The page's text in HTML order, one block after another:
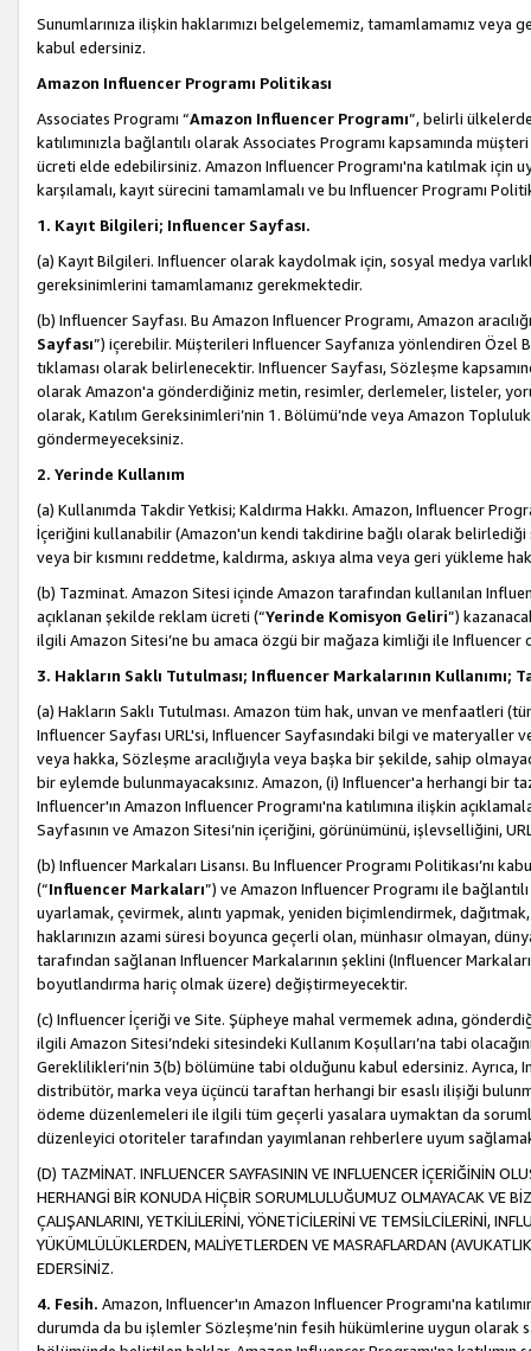
Sunumlarınıza ilişkin haklarımızı belgelememiz, tamamlamamız
kabul edersiniz.
Amazon Influencer Programı Politikası
Associates Programı “Amazon Influencer Programı”, belirli
katılımınızla bağlantılı olarak Associates Programı kapsamında
ücreti elde edebilirsiniz. Amazon Influencer Programı'na katılmak için
karşılamalı, kayıt sürecini tamamlamalı ve bu Influencer Programı
1. Kayıt Bilgileri; Influencer Sayfası.
(a) Kayıt Bilgileri. Influencer olarak kaydolmak için, sosyal medya
gereksinimlerini tamamlamanız gerekmektedir.
(b) Influencer Sayfası. Bu Amazon Influencer Programı, Amazon
Sayfası”) içerebilir. Müşterileri Influencer Sayfanıza yönlendiren Özel
tıklaması olarak belirlenecektir. Influencer Sayfası, Sözleşme
olarak Amazon'a gönderdiğiniz metin, resimler, derlemeler, listeler,
olarak, Katılım Gereksinimleri’nin 1. Bölümü’nde veya Amazon
göndermeyeceksiniz.
2. Yerinde Kullanım
(a) Kullanımda Takdir Yetkisi; Kaldırma Hakkı. Amazon, Influencer
İçeriğini kullanabilir (Amazon'un kendi takdirine bağlı olarak belirlediği
veya bir kısmını reddetme, kaldırma, askıya alma veya geri yükleme
(b) Tazminat. Amazon Sitesi içinde Amazon tarafından kullanılan
açıklanan şekilde reklam ücreti (“Yerinde Komisyon Geliri”)
ilgili Amazon Sitesi’ne bu amaca özgü bir mağaza kimliği ile Influencer
3. Hakların Saklı Tutulması; Influencer Markalarının Kullanımı;
(a) Hakların Saklı Tutulması. Amazon tüm hak, unvan ve menfaatleri
Influencer Sayfası URL'si, Influencer Sayfasındaki bilgi ve materyaller
veya hakka, Sözleşme aracılığıyla veya başka bir şekilde, sahip
bir eylemde bulunmayacaksınız. Amazon, (i) Influencer'a herhangi bir
Influencer'ın Amazon Influencer Programı'na katılımına ilişkin
Sayfasının ve Amazon Sitesi’nin içeriğini, görünümünü, işlevselliğini,
(b) Influencer Markaları Lisansı. Bu Influencer Programı Politikası’nı
(“Influencer Markaları”) ve Amazon Influencer Programı ile
uyarlamak, çevirmek, alıntı yapmak, yeniden biçimlendirmek,
haklarınızın azami süresi boyunca geçerli olan, münhasır olmayan,
tarafından sağlanan Influencer Markalarının şeklini (Influencer
boyutlandırma hariç olmak üzere) değiştirmeyecektir.
(c) Influencer İçeriği ve Site. Şüpheye mahal vermemek adına,
ilgili Amazon Sitesi’ndeki sitesindeki Kullanım Koşulları’na tabi
Gereklilikleri’nin 3(b) bölümüne tabi olduğunu kabul edersiniz. Ayrıca,
distribütör, marka veya üçüncü taraftan herhangi bir esaslı ilişiği
ödeme düzenlemeleri ile ilgili tüm geçerli yasalara uymaktan da
düzenleyici otoriteler tarafından yayımlanan rehberlere uyum
(D) TAZMİNAT. INFLUENCER SAYFASININ VE INFLUENCER İÇERİĞİNİN
HERHANGİ BİR KONUDA HİÇBİR SORUMLULUĞUMUZ OLMAYACAK VE
ÇALIŞANLARINI, YETKİLİLERİNİ, YÖNETİCİLERİNİ VE TEMSİLCİLERİNİ,
YÜKÜMLÜLÜKLERDEN, MALİYETLERDEN VE MASRAFLARDAN
EDERSİNİZ.
4. Fesih. Amazon, Influencer'ın Amazon Influencer Programı'na
durumda da bu işlemler Sözleşme’nin fesih hükümlerine uygun olarak